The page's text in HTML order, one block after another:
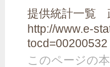
提供統計一覧
http://www.e-
tocd=00200532
このページの